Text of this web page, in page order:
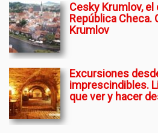
Cesky Krumlov,
República Checa.
Krumlov
Excursiones
imprescindibles.
que ver y hacer